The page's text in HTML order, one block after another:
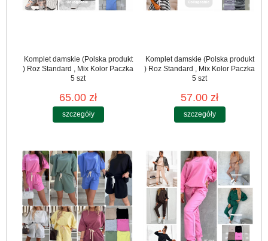
Komplet damskie (Polska produkt
) Roz Standard , Mix Kolor Paczka
5 szt
65.00 zł
szczegóły
Komplet damskie (Polska produkt
) Roz Standard , Mix Kolor Paczka
5 szt
57.00 zł
szczegóły